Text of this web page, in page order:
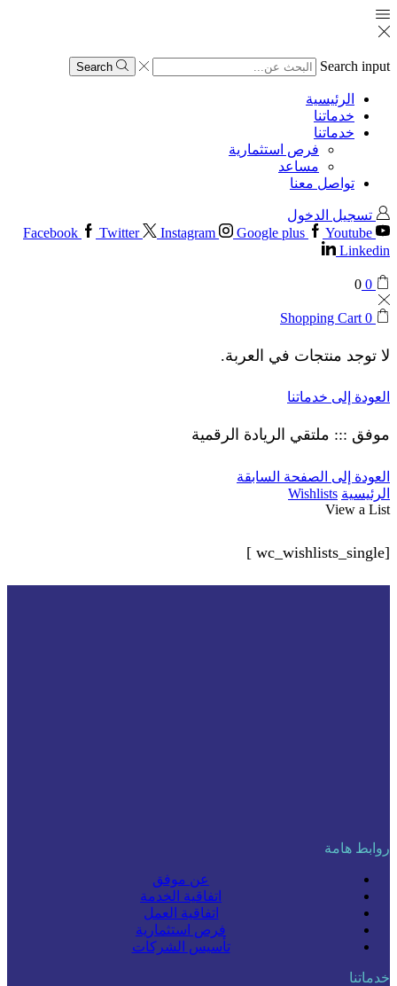
Search input
Search
الرئيسية
خدماتنا
خدماتنا
فرص استثمارية
مساعد
تواصل معنا
تسجيل الدخول
Facebook
Twitter Instagram Google plus
Youtube
Linkedin
0
0
0
Shopping Cart
لا توجد منتجات في العربة.
العودة إلى خدماتنا
موفق ::: ملتقي الريادة الرقمية
العودة إلى الصفحة السابقة
الرئيسية Wishlists
View a List
[wc_wishlists_single ]
روابط هامة
عن موفق
اتفاقية الخدمة
اتفاقية العمل
فرص استثمارية
تأسيس الشركات
خدماتنا